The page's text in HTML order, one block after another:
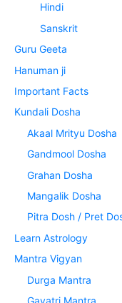
Hindi
Sanskrit
Guru Geeta
Hanuman ji
Important Facts
Kundali Dosha
Akaal Mrityu Dosha
Gandmool Dosha
Grahan Dosha
Mangalik Dosha
Pitra Dosh / Pret
Learn Astrology
Mantra Vigyan
Durga Mantra
Gayatri Mantra